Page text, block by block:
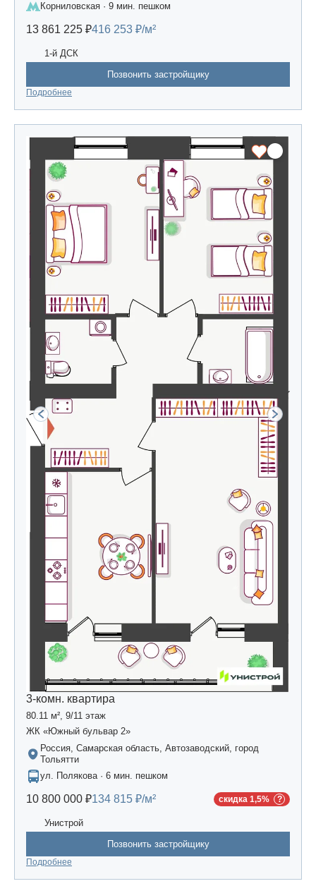
Корниловская · 9 мин. пешком
13 861 225 ₽416 253 ₽/м²
1-й ДСК
Позвонить застройщику
Подробнее
3-комн. квартира
80.11 м², 9/11 этаж
ЖК «Южный бульвар 2»
Россия, Самарская область, Автозаводский, город
Тольятти
ул. Полякова · 6 мин. пешком
10 800 000 ₽134 815 ₽/м² скидка 1,5%
Унистрой
Позвонить застройщику
Подробнее